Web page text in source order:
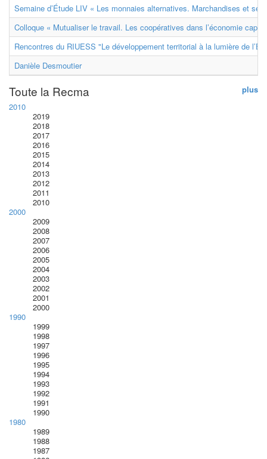
Semaine d’Étude LIV « Les monnaies alternatives. Marchandises et
Colloque « Mutualiser le travail. Les coopératives dans l’économie
Rencontres du RIUESS "Le développement territorial à la lumière de
Danièle Desmoutier
plus
Toute la Recma
2010
2019
2018
2017
2016
2015
2014
2013
2012
2011
2010
2000
2009
2008
2007
2006
2005
2004
2003
2002
2001
2000
1990
1999
1998
1997
1996
1995
1994
1993
1992
1991
1990
1980
1989
1988
1987